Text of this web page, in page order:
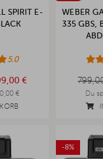
SPIRIT E-
5.0
€
€
WEBER
335 GBS,
Du
-8%